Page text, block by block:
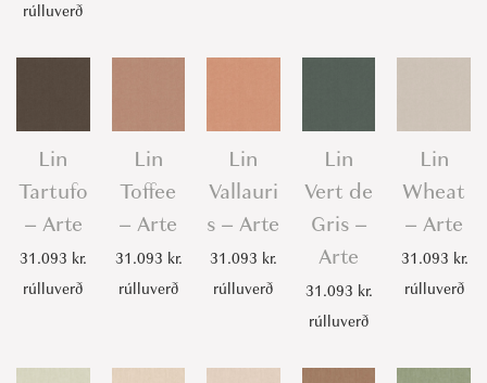
rúlluverð
Lin
Tartufo
– Arte
31.093 kr.
rúlluverð
Lin
Toffee
– Arte
31.093 kr.
rúlluverð
Lin
Vallauri
s – Arte
31.093 kr.
rúlluverð
Lin
Vert de
Gris –
Arte
31.093 kr.
rúlluverð
Lin
Wheat
– Arte
31.093 kr.
rúlluverð